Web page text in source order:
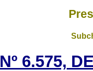
6.575,